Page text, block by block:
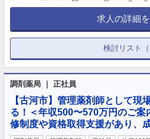
求人の詳細
検討リスト（
調剤薬局 ｜ 正社員
【古河市】管理薬剤師として現
る！＜年収500〜570万円のご案
修制度や資格取得支援があり、